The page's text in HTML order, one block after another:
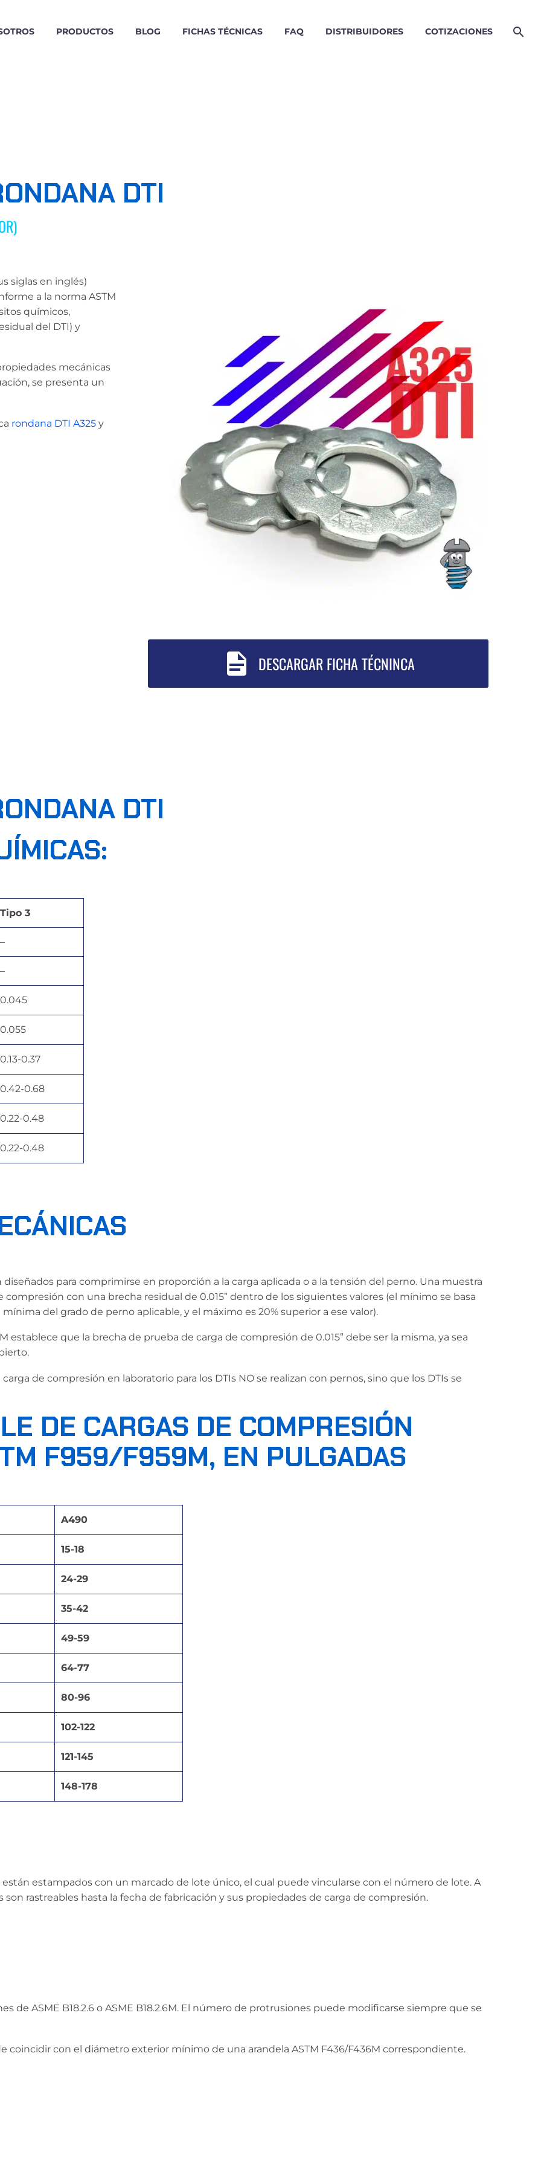
PRODUCTOS BLOG FICHAS TÉCNICAS FAQ DISTRIBUIDORES COTIZACIONES
DTI
siglas en inglés)
a la norma ASTM
químicos,
del DTI) y
mecánicas
se presenta un
rondana DTI A325 y
 DESCARGAR FICHA TÉCNINCA
DTI
Tipo 3
–
–
0.045
0.055
0.13-0.37
0.42-0.68
0.22-0.48
0.22-0.48
para comprimirse en proporción a la carga aplicada o a la tensión del perno. Una muestra
con una brecha residual de 0.015” dentro de los siguientes valores (el mínimo se basa
del grado de perno aplicable, y el máximo es 20% superior a ese valor).
establece que la brecha de prueba de carga de compresión de 0.015” debe ser la misma, ya sea
de compresión en laboratorio para los DTIs NO se realizan con pernos, sino que los DTIs se
DE CARGAS DE COMPRESIÓN
F959/F959M, EN PULGADAS
A490
15-18
24-29
35-42
49-59
64-77
80-96
102-122
121-145
148-178
estampados con un marcado de lote único, el cual puede vincularse con el número de lote. A
rastreables hasta la fecha de fabricación y sus propiedades de carga de compresión.
de ASME B18.2.6 o ASME B18.2.6M. El número de protrusiones puede modificarse siempre que se
coincidir con el diámetro exterior mínimo de una arandela ASTM F436/F436M correspondiente.